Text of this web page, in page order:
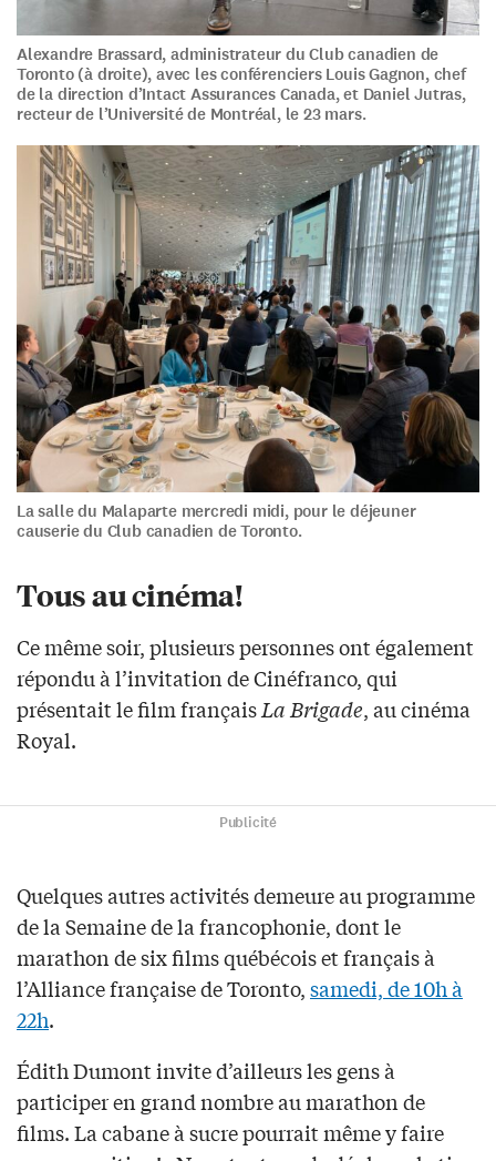
Alexandre Brassard, administrateur du Club canadien de
Toronto (à droite), avec les conférenciers Louis Gagnon, chef
de la direction d’Intact Assurances Canada, et Daniel Jutras,
recteur de l’Université de Montréal, le 23 mars.
La salle du Malaparte mercredi midi, pour le déjeuner
causerie du Club canadien de Toronto.
Tous au cinéma!
Ce même soir, plusieurs personnes ont également
répondu à l’invitation de Cinéfranco, qui
présentait le film françaisLa Brigade, au cinéma
Royal.
Publicité
Quelques autres activités demeure au programme
de la Semaine de la francophonie, dont le
marathon de six films québécois et français à
l’Alliance française de Toronto,samedi, de 10h à
22h.
Édith Dumont invite d’ailleurs les gens à
participer en grand nombre au marathon de
films. La cabane à sucre pourrait même y faire